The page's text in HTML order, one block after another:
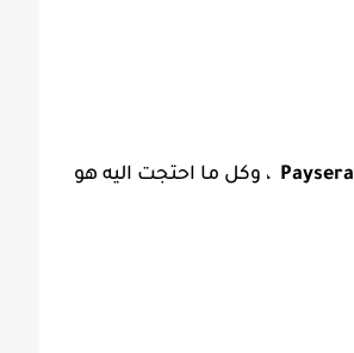
Paysera ، وكل ما احتجت اليه هو